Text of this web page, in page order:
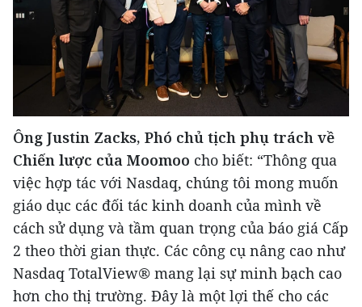
Ông Justin Zacks, Phó chủ tịch phụ trách về
Chiến lược của Moomoo cho biết: “Thông qua
việc hợp tác với Nasdaq, chúng tôi mong muốn
giáo dục các đối tác kinh doanh của mình về
cách sử dụng và tầm quan trọng của báo giá Cấp
2 theo thời gian thực. Các công cụ nâng cao như
Nasdaq TotalView® mang lại sự minh bạch cao
hơn cho thị trường. Đây là một lợi thế cho các